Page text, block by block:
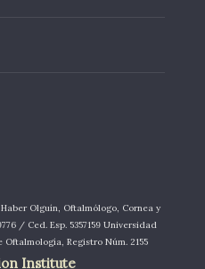
Olguín, Oftalmólogo, Cornea y
/ Ced. Esp. 5357159 Universidad
Registro Núm. 2155
Institute